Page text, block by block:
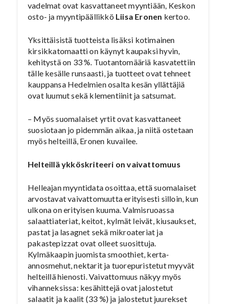
vadelmat ovat kasvattaneet myyntiään, Keskon
osto- ja myyntipäällikkö Liisa Eronen kertoo.
Yksittäisistä tuotteista lisäksi kotimainen
kirsikkatomaatti on käynyt kaupaksi hyvin,
kehitystä on 33 %. Tuotantomääriä kasvatettiin
tälle kesälle runsaasti, ja tuotteet ovat tehneet
kauppansa Hedelmien osalta kesän yllättäjiä
ovat luumut sekä klementiinit ja satsumat.
– Myös suomalaiset yrtit ovat kasvattaneet
suosiotaan jo pidemmän aikaa, ja niitä ostetaan
myös helteillä, Eronen kuvailee.
Helteillä ykköskriteeri on vaivattomuus
Helleajan myyntidata osoittaa, että suomalaiset
arvostavat vaivattomuutta erityisesti silloin, kun
ulkona on erityisen kuuma. Valmisruoassa
salaattiateriat, keitot, kylmät leivät, kiusaukset,
pastat ja lasagnet sekä mikroateriat ja
pakastepizzat ovat olleet suosittuja.
Kylmäkaapin juomista smoothiet, kerta-
annosmehut, nektarit ja tuorepuristetut myyvät
helteillä hienosti. Vaivattomuus näkyy myös
vihanneksissa: kesähittejä ovat jalostetut
salaatit ja kaalit (33 %) ja jalostetut juurekset